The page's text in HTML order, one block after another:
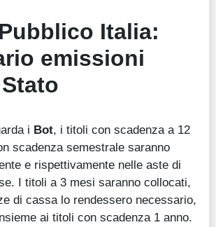
Italia:
emissioni
i Bot, i titoli con scadenza a 12
scadenza semestrale saranno
e rispettivamente nelle aste di
I titoli a 3 mesi saranno collocati,
di cassa lo rendessero necessario,
ai titoli con scadenza 1 anno.